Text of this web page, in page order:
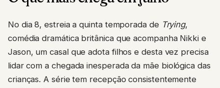
No dia 8, estreia a quinta temporada de Trying,
comédia dramática britânica que acompanha Nikki e
Jason, um casal que adota filhos e desta vez precisa
lidar com a chegada inesperada da mãe biológica das
crianças. A série tem recepção consistentemente